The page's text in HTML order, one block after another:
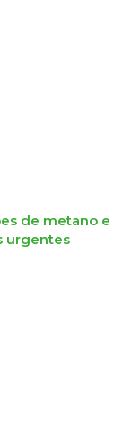
de metano e
urgentes